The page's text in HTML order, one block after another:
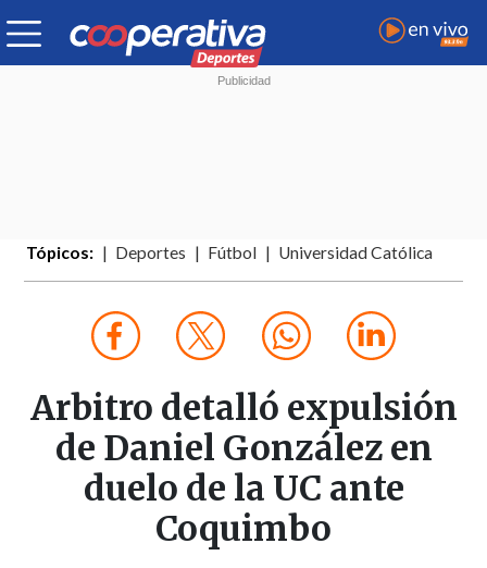
Tópicos: Deportes Fútbol Universidad Católica
Arbitro detalló expulsión
de Daniel González en
duelo de la UC ante
Coquimbo